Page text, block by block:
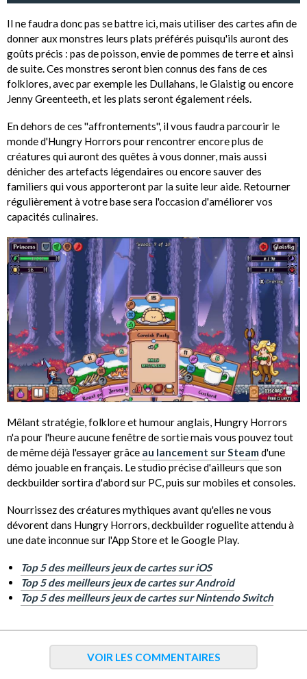
Il ne faudra donc pas se battre ici, mais utiliser des cartes afin de
donner aux monstres leurs plats préférés puisqu'ils auront des
goûts précis : pas de poisson, envie de pommes de terre et ainsi
de suite. Ces monstres seront bien connus des fans de ces
folklores, avec par exemple les Dullahans, le Glaistig ou encore
Jenny Greenteeth, et les plats seront également réels.
En dehors de ces ''affrontements'', il vous faudra parcourir le
monde d'Hungry Horrors pour rencontrer encore plus de
créatures qui auront des quêtes à vous donner, mais aussi
dénicher des artefacts légendaires ou encore sauver des
familiers qui vous apporteront par la suite leur aide. Retourner
régulièrement à votre base sera l'occasion d'améliorer vos
capacités culinaires.
Mêlant stratégie, folklore et humour anglais, Hungry Horrors
n'a pour l'heure aucune fenêtre de sortie mais vous pouvez tout
de même déjà l'essayer grâce au lancement sur Steam d'une
démo jouable en français. Le studio précise d'ailleurs que son
deckbuilder sortira d'abord sur PC, puis sur mobiles et consoles.
Nourrissez des créatures mythiques avant qu'elles ne vous
dévorent dans Hungry Horrors, deckbuilder roguelite attendu à
une date inconnue sur l'App Store et le Google Play.
Top 5 des meilleurs jeux de cartes sur iOS
Top 5 des meilleurs jeux de cartes sur Android
Top 5 des meilleurs jeux de cartes sur Nintendo Switch
VOIR LES COMMENTAIRES